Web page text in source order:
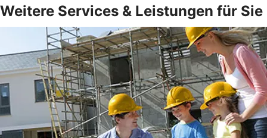
Weitere Services & Leistungen für Sie